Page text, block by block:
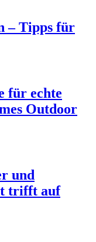
– Tipps für
für echte
Outdoor
und
trifft auf